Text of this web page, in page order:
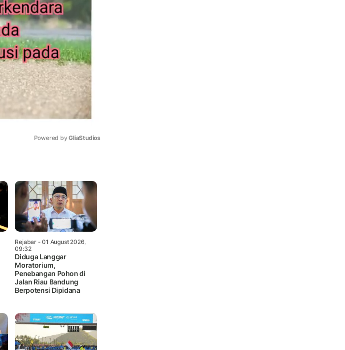
Powered by GliaStudios
Rejabar- 01 August 2026,
09:32
Diduga Langgar
Moratorium,
Penebangan Pohon di
Jalan Riau Bandung
Berpotensi Dipidana